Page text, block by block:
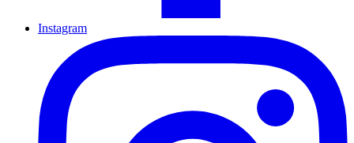
Instagram